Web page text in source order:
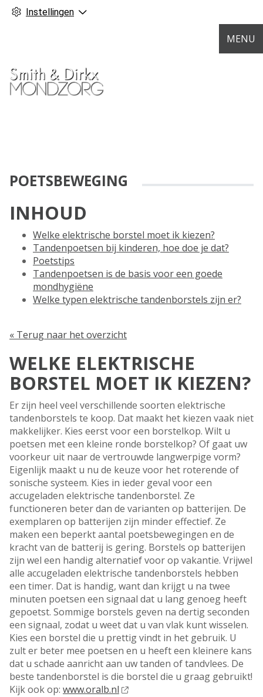
Instellingen
MENU
POETSBEWEGING
INHOUD
Welke elektrische borstel moet ik kiezen?
Tandenpoetsen bij kinderen, hoe doe je dat?
Poetstips
Tandenpoetsen is de basis voor een goede
mondhygiëne
Welke typen elektrische tandenborstels zijn er?
« Terug naar het overzicht
WELKE ELEKTRISCHE
BORSTEL MOET IK KIEZEN?
Er zijn heel veel verschillende soorten elektrische
tandenborstels te koop. Dat maakt het kiezen vaak niet
makkelijker. Kies eerst voor een borstelkop. Wilt u
poetsen met een kleine ronde borstelkop? Of gaat uw
voorkeur uit naar de vertrouwde langwerpige vorm?
Eigenlijk maakt u nu de keuze voor het roterende of
sonische systeem. Kies in ieder geval voor een
accugeladen elektrische tandenborstel. Ze
functioneren beter dan de varianten op batterijen. De
exemplaren op batterijen zijn minder effectief. Ze
maken een beperkt aantal poetsbewegingen en de
kracht van de batterij is gering. Borstels op batterijen
zijn wel een handig alternatief voor op vakantie. Vrijwel
alle accugeladen elektrische tandenborstels hebben
een timer. Dat is handig, want dan krijgt u na twee
minuten poetsen een signaal dat u lang genoeg heeft
gepoetst. Sommige borstels geven na dertig seconden
een signaal, zodat u weet dat u van vlak kunt wisselen.
Kies een borstel die u prettig vindt in het gebruik. U
zult er beter mee poetsen en u heeft een kleinere kans
dat u schade aanricht aan uw tanden of tandvlees. De
beste tandenborstel is die borstel die u graag gebruikt!
Kijk ook op: www.oralb.nl